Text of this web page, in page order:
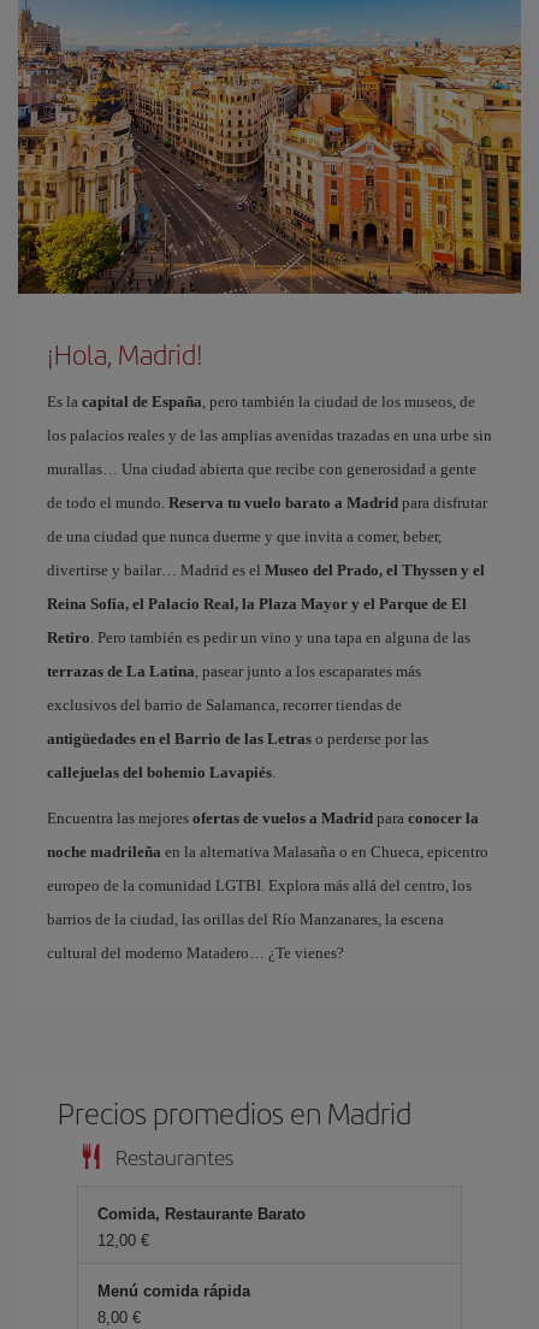
¡Hola, Madrid!
Es la capital de España, pero también la ciudad de los museos, de
los palacios reales y de las amplias avenidas trazadas en una urbe sin
murallas… Una ciudad abierta que recibe con generosidad a gente
de todo el mundo. Reserva tu vuelo barato a Madrid para disfrutar
de una ciudad que nunca duerme y que invita a comer, beber,
divertirse y bailar… Madrid es el Museo del Prado, el Thyssen y el
Reina Sofía, el Palacio Real, la Plaza Mayor y el Parque de El
Retiro. Pero también es pedir un vino y una tapa en alguna de las
terrazas de La Latina, pasear junto a los escaparates más
exclusivos del barrio de Salamanca, recorrer tiendas de
antigüedades en el Barrio de las Letras o perderse por las
callejuelas del bohemio Lavapiés.
Encuentra las mejores ofertas de vuelos a Madrid para conocer la
noche madrileña en la alternativa Malasaña o en Chueca, epicentro
europeo de la comunidad LGTBI. Explora más allá del centro, los
barrios de la ciudad, las orillas del Río Manzanares, la escena
cultural del moderno Matadero… ¿Te vienes?
Precios promedios en Madrid
Restaurantes
Comida, Restaurante Barato
12,00 €
Menú comida rápida
8,00 €